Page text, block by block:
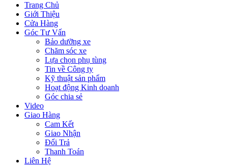
Trang Chủ
Giới Thiệu
Cửa Hàng
Góc Tư Vấn
Bảo dưỡng xe
Chăm sóc xe
Lựa chọn phụ tùng
Tin về Công ty
Kỹ thuật sản phẩm
Hoạt động Kinh doanh
Góc chia sẻ
Video
Giao Hàng
Cam Kết
Giao Nhận
Đổi Trả
Thanh Toán
Liên Hệ